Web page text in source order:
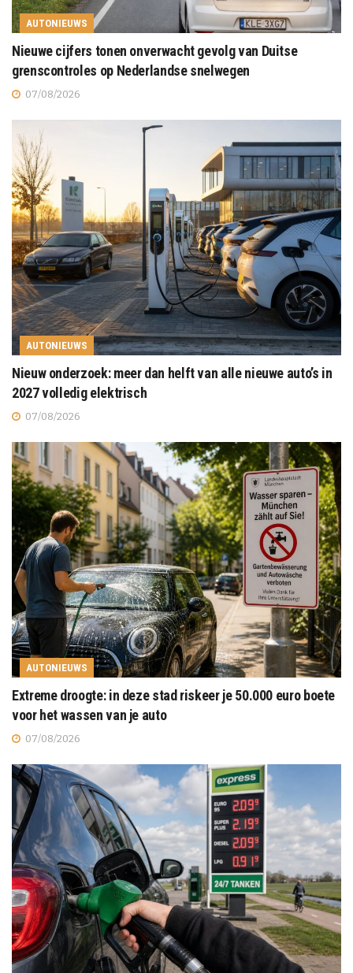
AUTONIEUWS
Nieuwe cijfers tonen onverwacht gevolg van Duitse
grenscontroles op Nederlandse snelwegen
07/08/2026
AUTONIEUWS
Nieuw onderzoek: meer dan helft van alle nieuwe auto’s in
2027 volledig elektrisch
07/08/2026
AUTONIEUWS
Extreme droogte: in deze stad riskeer je 50.000 euro boete
voor het wassen van je auto
07/08/2026